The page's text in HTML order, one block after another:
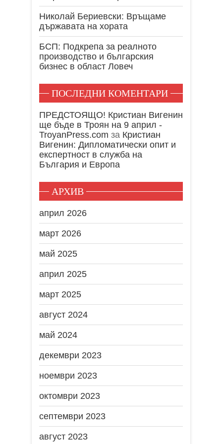
Николай Бериевски: Връщаме
държавата на хората
БСП: Подкрепа за реалното
производство и българския
бизнес в област Ловеч
ПОСЛЕДНИ КОМЕНТАРИ
ПРЕДСТОЯЩО! Кристиан Вигенин
ще бъде в Троян на 9 април -
TroyanPress.com за Кристиан
Вигенин: Дипломатически опит и
експертност в служба на
България и Европа
АРХИВ
април 2026
март 2026
май 2025
април 2025
март 2025
август 2024
май 2024
декември 2023
ноември 2023
октомври 2023
септември 2023
август 2023